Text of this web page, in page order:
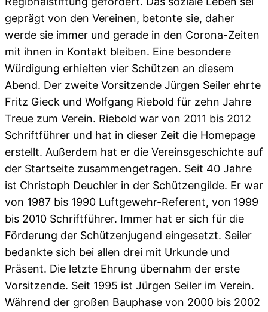
geprägt von den Vereinen, betonte sie, daher
werde sie immer und gerade in den Corona-Zeiten
mit ihnen in Kontakt bleiben. Eine besondere
Würdigung erhielten vier Schützen an diesem
Abend. Der zweite Vorsitzende Jürgen Seiler ehrte
Fritz Gieck und Wolfgang Riebold für zehn Jahre
Treue zum Verein. Riebold war von 2011 bis 2012
Schriftführer und hat in dieser Zeit die Homepage
erstellt. Außerdem hat er die Vereinsgeschichte auf
der Startseite zusammengetragen. Seit 40 Jahre
ist Christoph Deuchler in der Schützengilde. Er war
von 1987 bis 1990 Luftgewehr-Referent, von 1999
bis 2010 Schriftführer. Immer hat er sich für die
Förderung der Schützenjugend eingesetzt. Seiler
bedankte sich bei allen drei mit Urkunde und
Präsent. Die letzte Ehrung übernahm der erste
Vorsitzende. Seit 1995 ist Jürgen Seiler im Verein.
Während der großen Bauphase von 2000 bis 2002